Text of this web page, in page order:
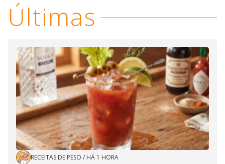
Últimas
RECEITAS DE PESO / HÁ 1 HORA